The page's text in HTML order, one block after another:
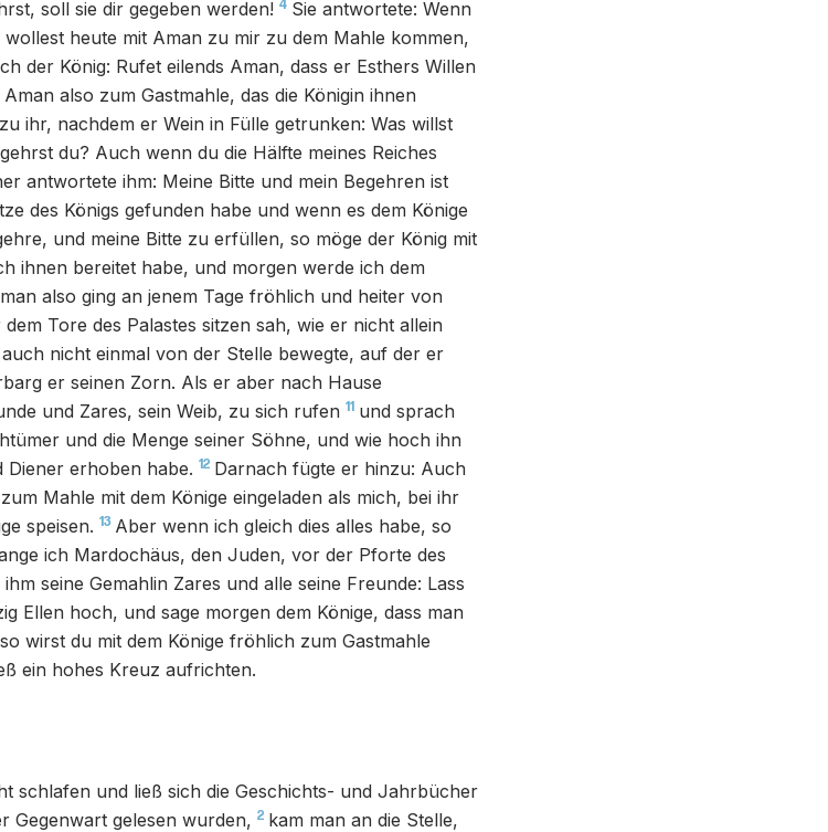
soll sie dir gegeben werden! 4 Sie antwortete: Wenn
heute mit Aman zu mir zu dem Mahle kommen,
der König: Rufet eilends Aman, dass er Esthers Willen
also zum Gastmahle, das die Königin ihnen
ihr, nachdem er Wein in Fülle getrunken: Was willst
du? Auch wenn du die Hälfte meines Reiches
antwortete ihm: Meine Bitte und mein Begehren ist
des Königs gefunden habe und wenn es dem Könige
und meine Bitte zu erfüllen, so möge der König mit
ihnen bereitet habe, und morgen werde ich dem
also ging an jenem Tage fröhlich und heiter von
Tore des Palastes sitzen sah, wie er nicht allein
nicht einmal von der Stelle bewegte, auf der er
er seinen Zorn. Als er aber nach Hause
und Zares, sein Weib, zu sich rufen 11 und sprach
und die Menge seiner Söhne, und wie hoch ihn
Diener erhoben habe. 12 Darnach fügte er hinzu: Auch
Mahle mit dem Könige eingeladen als mich, bei ihr
speisen. 13 Aber wenn ich gleich dies alles habe, so
ich Mardochäus, den Juden, vor der Pforte des
seine Gemahlin Zares und alle seine Freunde: Lass
Ellen hoch, und sage morgen dem Könige, dass man
wirst du mit dem Könige fröhlich zum Gastmahle
ein hohes Kreuz aufrichten.
schlafen und ließ sich die Geschichts- und Jahrbücher
Gegenwart gelesen wurden, 2 kam man an die Stelle,